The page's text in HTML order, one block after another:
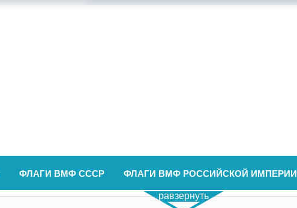
ФЛАГИ ВМФ СССР ФЛАГИ ВМФ РОССИЙСКОЙ ИМПЕРИИ
равзернуть